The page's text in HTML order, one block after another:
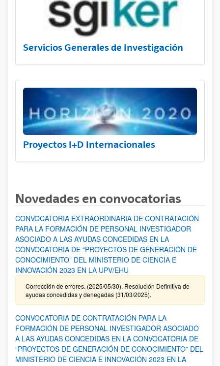
Servicios Generales de Investigación
Proyectos I+D Internacionales
Novedades en convocatorias
CONVOCATORIA EXTRAORDINARIA DE CONTRATACIÓN
PARA LA FORMACIÓN DE PERSONAL INVESTIGADOR
ASOCIADO A LAS AYUDAS CONCEDIDAS EN LA
CONVOCATORIA DE “PROYECTOS DE GENERACIÓN DE
CONOCIMIENTO” DEL MINISTERIO DE CIENCIA E
INNOVACIÓN 2023 EN LA UPV/EHU
Corrección de errores. (2025/05/30). Resolución Definitiva de
ayudas concedidas y denegadas (31/03/2025).
CONVOCATORIA DE CONTRATACIÓN PARA LA
FORMACIÓN DE PERSONAL INVESTIGADOR ASOCIADO
A LAS AYUDAS CONCEDIDAS EN LA CONVOCATORIA DE
“PROYECTOS DE GENERACIÓN DE CONOCIMIENTO” DEL
MINISTERIO DE CIENCIA E INNOVACIÓN 2023 EN LA